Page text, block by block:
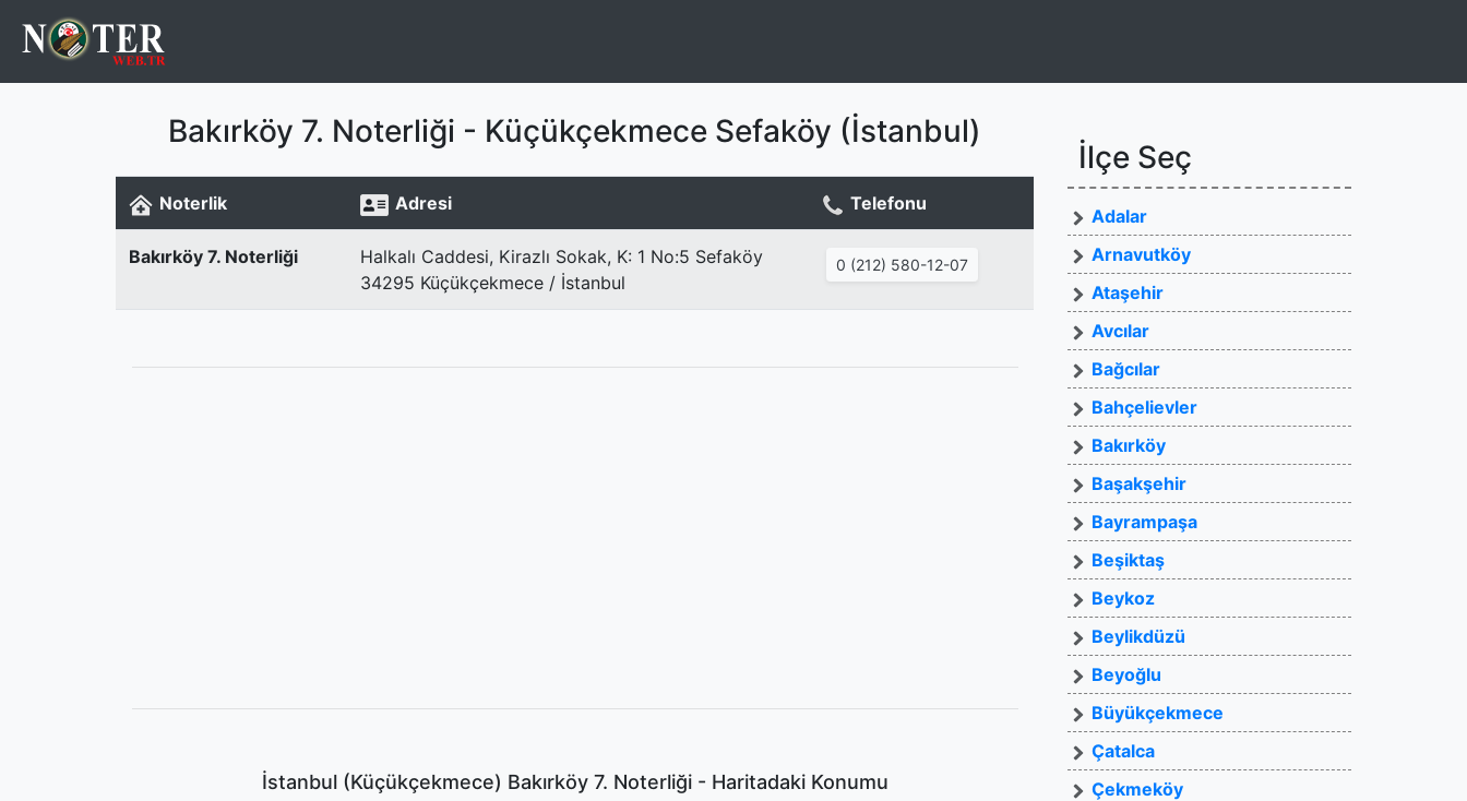
Bakırköy 7. Noterliği - Küçükçekmece Sefaköy (İstanbul)
Noterlik Adresi Telefonu
Bakırköy 7. Noterliği
Halkalı Caddesi, Kirazlı Sokak, K: 1 No:5 Sefaköy
34295 Küçükçekmece / İstanbul
0 (212) 580-12-07
İstanbul (Küçükçekmece) Bakırköy 7. Noterliği - Haritadaki Konumu
İlçe Seç
Adalar
Arnavutköy
Ataşehir
Avcılar
Bağcılar
Bahçelievler
Bakırköy
Başakşehir
Bayrampaşa
Beşiktaş
Beykoz
Beylikdüzü
Beyoğlu
Büyükçekmece
Çatalca
Çekmeköy